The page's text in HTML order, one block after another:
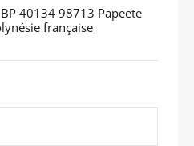
40134 98713 Papeete
française